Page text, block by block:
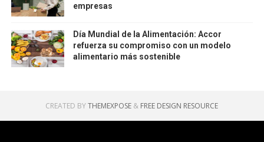
empresas
Día Mundial de la Alimentación: Accor
refuerza su compromiso con un modelo
alimentario más sostenible
CREATED BYTHEMEXPOSE & FREE DESIGN RESOURCE